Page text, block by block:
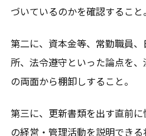
づいているのかを確認すること。
第二に、資本金等、常勤職員
所、法令遵守といった論点を
の両面から棚卸しすること。
第三に、更新書類を出す直前
の経営・管理活動を説明でき